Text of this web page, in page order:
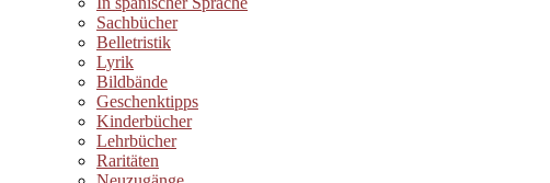
Sachbücher
Belletristik
Lyrik
Bildbände
Geschenktipps
Kinderbücher
Lehrbücher
Raritäten